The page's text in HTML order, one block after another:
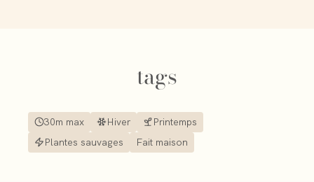
tags
30m max Hiver
Printemps
Plantes sauvages
Fait maison